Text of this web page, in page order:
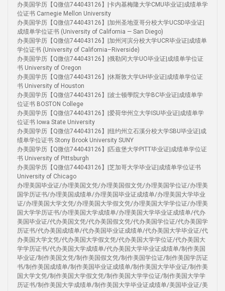
办美国学历【Q微信744043126】|卡内基梅隆大学CMU毕业证|成绩单学
位证书 Carnegie Mellon University
办美国学历【Q微信744043126】|加州圣地亚哥分校大学UCSD毕业证|
成绩单学位证书 (University of California — San Diego)
办美国学历【Q微信744043126】|加州河滨分校大学UCR毕业证|成绩单
学位证书 (University of California–Riverside)
办美国学历【Q微信744043126】|俄勒冈大学UO毕业证|成绩单学位证
书 University of Oregon
办美国学历【Q微信744043126】|休斯敦大学UH毕业证|成绩单学位证
书 University of Houston
办美国学历【Q微信744043126】|波士顿學院大学BC毕业证|成绩单学
位证书 BOSTON College
办美国学历【Q微信744043126】|爱荷华州立大学ISU毕业证|成绩单学
位证书 Iowa State University
办美国学历【Q微信744043126】|纽约州立石溪分校大学SBU毕业证|成
绩单学位证书 Stony Brook University SUNY
办美国学历【Q微信744043126】|匹兹堡大学PITT毕业证|成绩单学位证
书 University of Pittsburgh
办美国学历【Q微信744043126】|芝加哥大学毕业证|成绩单学位证书
University of Chicago
办理美国毕业证/办理美国文凭/办理美国假文凭/办理美国学位证/办理美
国学历证书/办理美国成绩单/办理美国毕业证成绩单/办理美国大学毕业
证/办理美国大学文凭/办理美国大学假文凭/办理美国大学学位证/办理美
国大学学历证书/办理美国大学成绩单/办理美国大学毕业证成绩单/代办
美国毕业证/代办美国文凭/代办美国假文凭/代办美国学位证/代办美国学
历证书/代办美国成绩单/代办美国毕业证成绩单/代办美国大学毕业证/代
办美国大学文凭/代办美国大学假文凭/代办美国大学学位证/代办美国大
学学历证书/代办美国大学成绩单/代办美国大学毕业证成绩单/制作美国
毕业证/制作美国文凭/制作美国假文凭/制作美国学位证/制作美国学历证
书/制作美国成绩单/制作美国毕业证成绩单/制作美国大学毕业证/制作美
国大学文凭/制作美国大学假文凭/制作美国大学学位证/制作美国大学学
历证书/制作美国大学成绩单/制作美国大学毕业证成绩单/美国毕业证/美